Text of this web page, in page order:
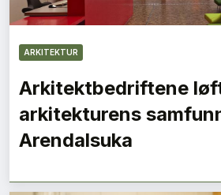
ARKITEKTUR
Arkitektbedriftene
arkitekturens
Arendalsuka